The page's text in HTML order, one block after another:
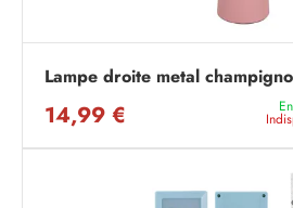
Lampe droite metal
14,99 €